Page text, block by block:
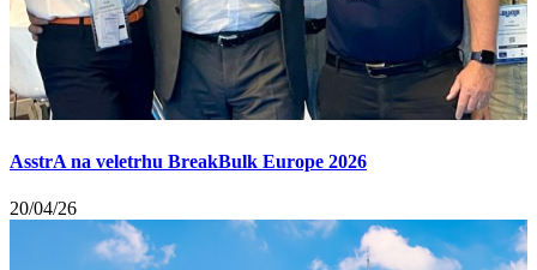
AsstrA na veletrhu BreakBulk Europe 2026
20/04/26